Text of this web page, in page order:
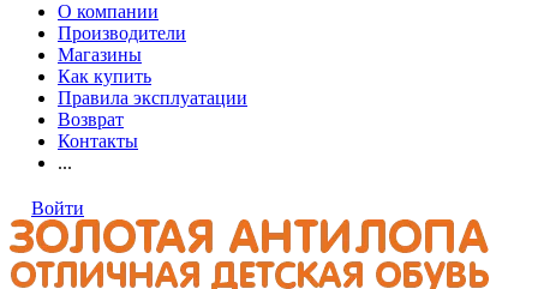
О компании
Производители
Магазины
Как купить
Правила эксплуатации
Возврат
Контакты
...
Войти